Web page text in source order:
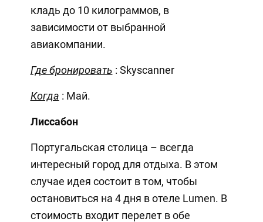
кладь до 10 килограммов, в
зависимости от выбранной
авиакомпании.
Где бронировать : Skyscanner
Когда : Май.
Лиссабон
Португальская столица – всегда
интересный город для отдыха. В этом
случае идея состоит в том, чтобы
остановиться на 4 дня в отеле Lumen. В
стоимость входит перелет в обе